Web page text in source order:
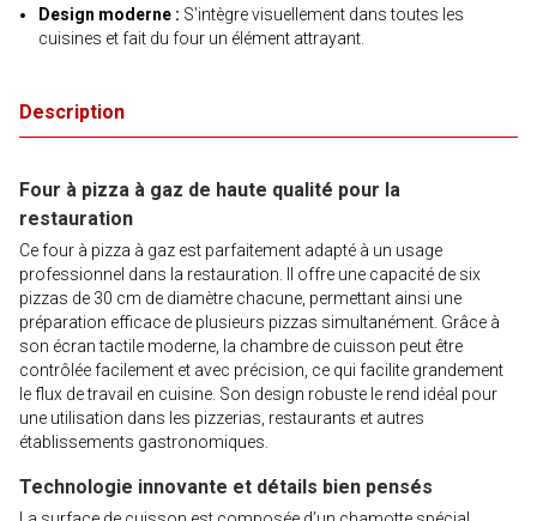
Design moderne : S’intègre visuellement dans toutes les
cuisines et fait du four un élément attrayant.
Description
Four à pizza à gaz de haute qualité pour la
restauration
Ce four à pizza à gaz est parfaitement adapté à un usage
professionnel dans la restauration. Il offre une capacité de six
pizzas de 30 cm de diamètre chacune, permettant ainsi une
préparation efficace de plusieurs pizzas simultanément. Grâce à
son écran tactile moderne, la chambre de cuisson peut être
contrôlée facilement et avec précision, ce qui facilite grandement
le flux de travail en cuisine. Son design robuste le rend idéal pour
une utilisation dans les pizzerias, restaurants et autres
établissements gastronomiques.
Technologie innovante et détails bien pensés